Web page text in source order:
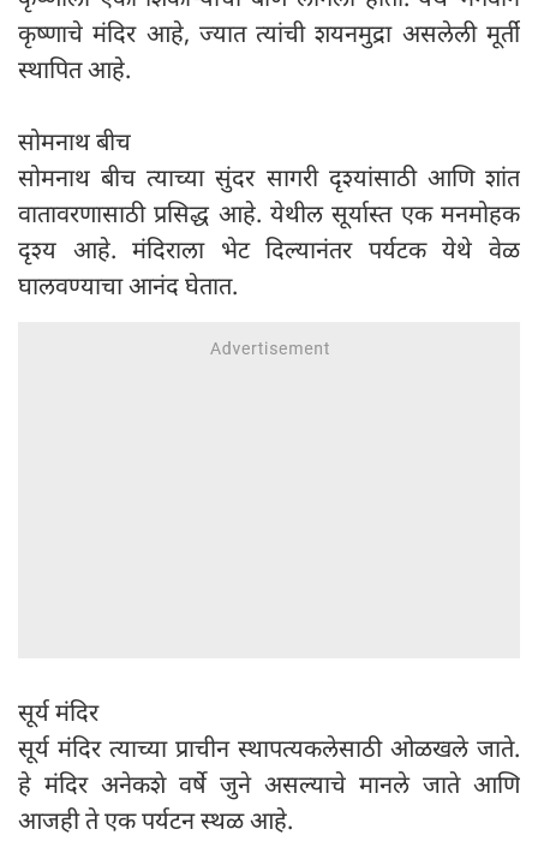
कृष्णाचे मंदिर आहे, ज्यात त्यांची शयनमुद्रा असलेली मूर्ती
स्थापित आहे.
सोमनाथ बीच
सोमनाथ बीच त्याच्या सुंदर सागरी दृश्यांसाठी आणि शांत
वातावरणासाठी प्रसिद्ध आहे. येथील सूर्यास्त एक मनमोहक
दृश्य आहे. मंदिराला भेट दिल्यानंतर पर्यटक येथे वेळ
घालवण्याचा आनंद घेतात.
सूर्य मंदिर
सूर्य मंदिर त्याच्या प्राचीन स्थापत्यकलेसाठी ओळखले जाते.
हे मंदिर अनेकशे वर्षे जुने असल्याचे मानले जाते आणि
आजही ते एक पर्यटन स्थळ आहे.